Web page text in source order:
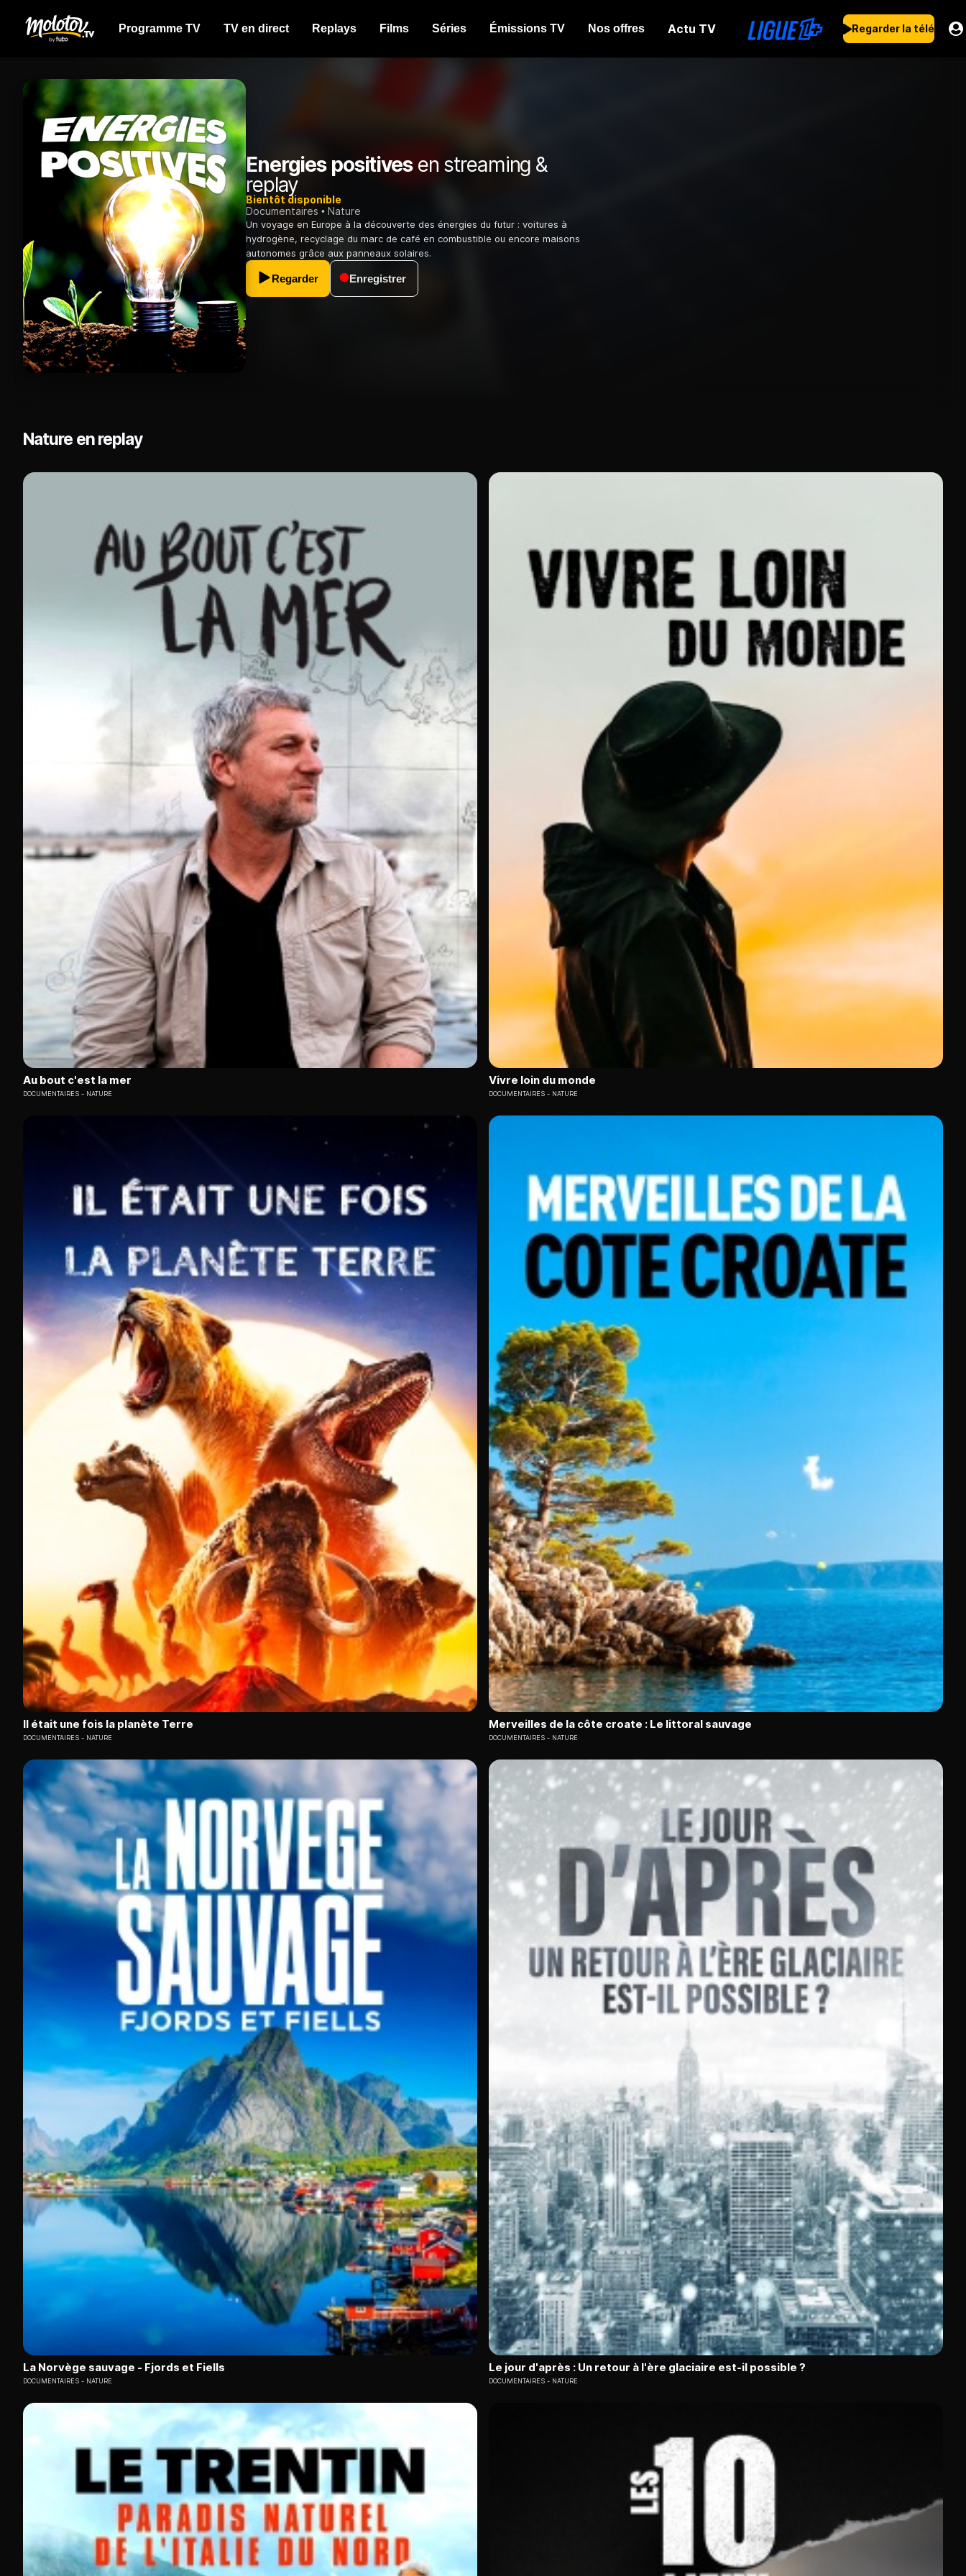
Programme TV TV en direct Replays Films Séries Émissions TV Nos offres Actu TV Regarder la télé
Energies positivesen streaming &
replay
Bientôt disponible
Documentaires
Nature
Un voyage en Europe à la découverte des énergies du futur : voitures à
hydrogène, recyclage du marc de café en combustible ou encore maisons
autonomes grâce aux panneaux solaires.
Regarder Enregistrer
Nature en replay
Au bout c'est la mer
DOCUMENTAIRES NATURE
Vivre loin du monde
DOCUMENTAIRES NATURE
Il était une fois la planète Terre
DOCUMENTAIRES NATURE
Merveilles de la côte croate : Le littoral sauvage
DOCUMENTAIRES NATURE
La Norvège sauvage - Fjords et Fiells
DOCUMENTAIRES NATURE
Le jour d'après : Un retour à l'ère glaciaire est-il possible ?
DOCUMENTAIRES NATURE